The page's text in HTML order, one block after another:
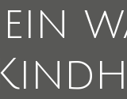
ein